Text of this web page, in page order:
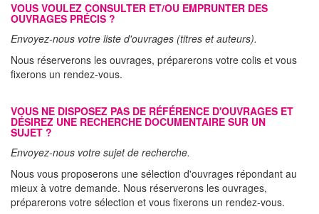
VOUS VOULEZ CONSULTER ET/OU EMPRUNTER DES
OUVRAGES PRÉCIS ?
Envoyez-nous votre liste d'ouvrages (titres et auteurs).
Nous réserverons les ouvrages, préparerons votre colis et vous
fixerons un rendez-vous.
VOUS NE DISPOSEZ PAS DE RÉFÉRENCE D'OUVRAGES ET
DÉSIREZ UNE RECHERCHE DOCUMENTAIRE SUR UN
SUJET ?
Envoyez-nous votre sujet de recherche.
Nous vous proposerons une sélection d'ouvrages répondant au
mieux à votre demande. Nous réserverons les ouvrages,
préparerons votre sélection et vous fixerons un rendez-vous.